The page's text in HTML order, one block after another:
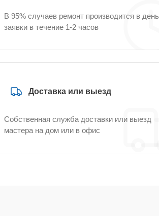
В 95% случаев ремонт производится в день
заявки в течение 1-2 часов
Доставка или выезд
Собственная служба доставки или выезд
мастера на дом или в офис